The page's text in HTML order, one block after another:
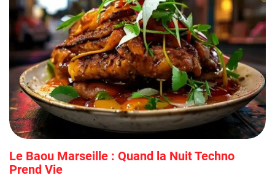
Le Baou Marseille : Quand la Nuit Techno
Prend Vie